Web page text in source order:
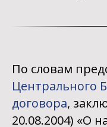
По словам
Центрального
договора,
20.08.2004) «О